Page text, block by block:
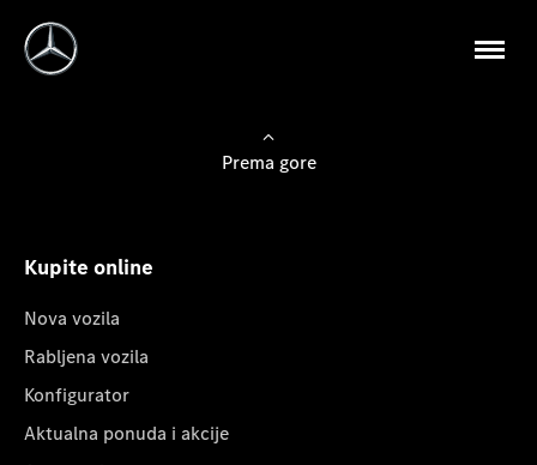
Prema gore
Kupite online
Nova vozila
Rabljena vozila
Konfigurator
Aktualna ponuda i akcije